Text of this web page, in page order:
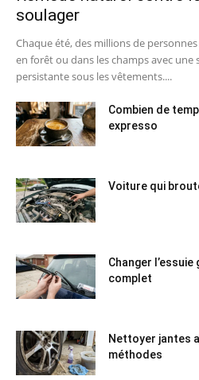
soulager
Chaque été, des millions de
en forêt ou dans les champs avec
persistante sous les vêtements....
Combien de
expresso
Voiture qui
Changer
complet
Nettoyer jantes
méthodes